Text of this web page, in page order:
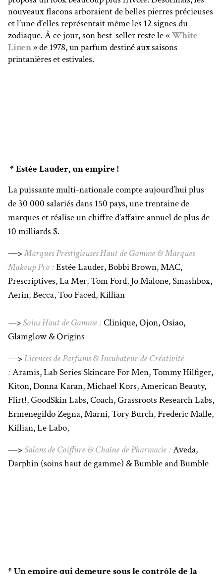
nouveaux flacons arboraient de belles pierres précieuses
et l’une d’elles représentait même les 12 signes du
zodiaque. À ce jour, son best-seller reste le «White
Linen» de 1978, un parfum destiné aux saisons
printanières et estivales.
* Estée Lauder, un empire !
La puissante multi-nationale compte aujourd’hui plus
de 30 000 salariés dans 150 pays, une trentaine de
marques et réalise un chiffre d’affaire annuel de plus de
10 milliards $.
—>Marques Prestigieuses Haut de Gamme & Marques
Makeup Pro :Estée Lauder, Bobbi Brown, MAC,
Prescriptives, La Mer, Tom Ford, Jo Malone, Smashbox,
Aerin, Becca, Too Faced, Killian
—> Soins Haut de Gamme :Clinique, Ojon, Osiao,
Glamglow & Origins
—> Licences de Parfums & Incubateur de Créativité
:Aramis, Lab Series Skincare For Men, Tommy Hilfiger,
Kiton, Donna Karan, Michael Kors, American Beauty,
Flirt!, GoodSkin Labs, Coach, Grassroots Research Labs,
Ermenegildo Zegna, Marni, Tory Burch, Frederic Malle,
Killian, Le Labo,
—> Salons de Coiffure & Chaîne de Pharmacie :Aveda,
Darphin (soins haut de gamme) & Bumble and Bumble
* Un empire qui demeure sous le contrôle de la